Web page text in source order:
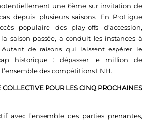
une 6ème sur invitation de
depuis plusieurs saisons. En ProLigue
populaire des play-offs d’accession,
saison passée, a conduit les instances à
de raisons qui laissent espérer le
historique : dépasser le million de
des compétitions LNH.
POUR LES CINQ PROCHAINES
avec l’ensemble des parties prenantes,